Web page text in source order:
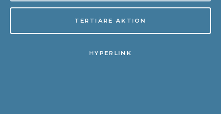
TERTIÄRE AKTION
HYPERLINK